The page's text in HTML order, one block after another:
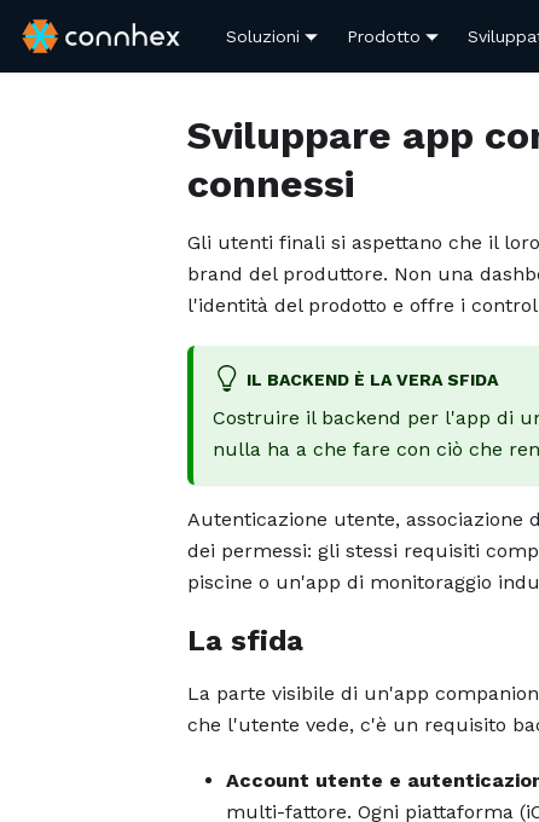
Soluzioni Prodotto
Sviluppare app
connessi
Gli utenti finali si aspettano che il
brand del produttore. Non una
l'identità del prodotto e offre i
IL BACKEND È LA VERA SFIDA
Costruire il backend per l'app di
nulla ha a che fare con ciò che
Autenticazione utente, associazione
dei permessi: gli stessi requisiti
piscine o un'app di monitoraggio
La sfida
La parte visibile di un'app
che l'utente vede, c'è un requisito
Account utente e
multi-fattore. Ogni piattaforma